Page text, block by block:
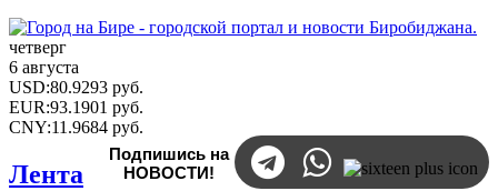
четверг
6 августа
USD:80.9293 руб.
EUR:93.1901 руб.
CNY:11.9684 руб.
Подпишись на
НОВОСТИ!
Лента